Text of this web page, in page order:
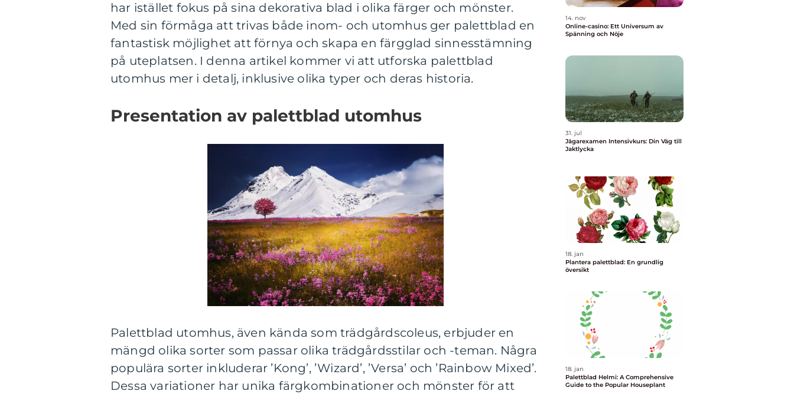
har istället fokus på sina dekorativa blad i olika färger och mönster.
Med sin förmåga att trivas både inom- och utomhus ger palettblad en
fantastisk möjlighet att förnya och skapa en färgglad sinnesstämning
på uteplatsen. I denna artikel kommer vi att utforska palettblad
utomhus mer i detalj, inklusive olika typer och deras historia.
Presentation av palettblad utomhus
Palettblad utomhus, även kända som trädgårdscoleus, erbjuder en
mängd olika sorter som passar olika trädgårdsstilar och -teman. Några
populära sorter inkluderar ’Kong’, ’Wizard’, ’Versa’ och ’Rainbow Mixed’.
Dessa variationer har unika färgkombinationer och mönster för att
14. nov
Online-casino: Ett Universum av
Spänning och Nöje
31. jul
Jägarexamen Intensivkurs: Din Väg till
Jaktlycka
18. jan
Plantera palettblad: En grundlig
översikt
18. jan
Palettblad Helmi: A Comprehensive
Guide to the Popular Houseplant